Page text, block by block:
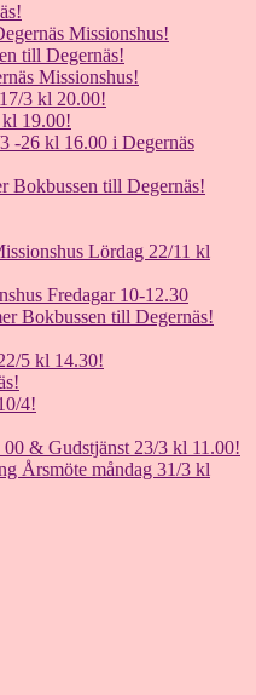
Missionshus!
till Degernäs!
Missionshus!
3 kl 20.00!
kl 19.00!
-26 kl 16.00 i Degernäs
Bokbussen till Degernäs!
Lördag 22/11 kl
Fredagar 10-12.30
Bokbussen till Degernäs!
5 kl 14.30!
4!
& Gudstjänst 23/3 kl 11.00!
Årsmöte måndag 31/3 kl